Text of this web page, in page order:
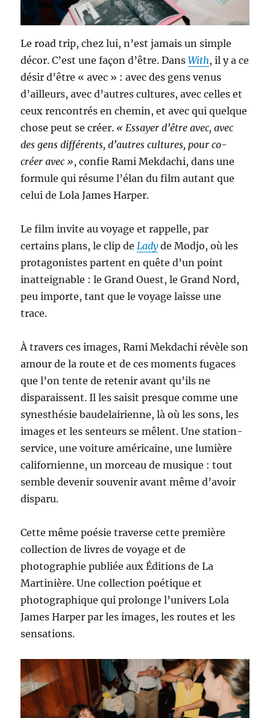
Le road trip, chez lui, n’est jamais un simple
décor. C’est une façon d’être. DansWith, il y a ce
désir d’être « avec » : avec des gens venus
d’ailleurs, avec d’autres cultures, avec celles et
ceux rencontrés en chemin, et avec qui quelque
chose peut se créer. « Essayer d’être avec, avec
des gens différents, d’autres cultures, pour co-
créer avec », confie Rami Mekdachi, dans une
formule qui résume l’élan du film autant que
celui de Lola James Harper.
Le film invite au voyage et rappelle, par
certains plans, le clip deLadyde Modjo, où les
protagonistes partent en quête d’un point
inatteignable : le Grand Ouest, le Grand Nord,
peu importe, tant que le voyage laisse une
trace.
À travers ces images, Rami Mekdachi révèle son
amour de la route et de ces moments fugaces
que l’on tente de retenir avant qu’ils ne
disparaissent. Il les saisit presque comme une
synesthésie baudelairienne, là où les sons, les
images et les senteurs se mêlent. Une station-
service, une voiture américaine, une lumière
californienne, un morceau de musique : tout
semble devenir souvenir avant même d’avoir
disparu.
Cette même poésie traverse cette première
collection de livres de voyage et de
photographie publiée aux Éditions de La
Martinière. Une collection poétique et
photographique qui prolonge l’univers Lola
James Harper par les images, les routes et les
sensations.